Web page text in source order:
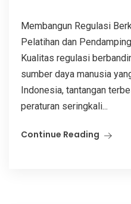
Membangun Regulasi
Pelatihan dan
Kualitas regulasi
sumber daya manusia
Indonesia, tantangan
peraturan seringkali...
Continue Reading